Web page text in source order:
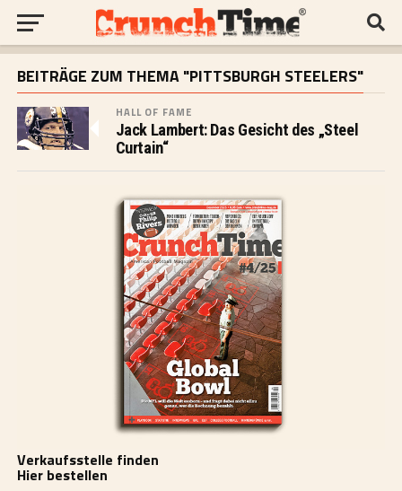
BEITRÄGE ZUM THEMA "PITTSBURGH STEELERS"
HALL OF FAME
Jack Lambert: Das Gesicht des „Steel
Curtain“
Verkaufsstelle finden
Hier bestellen